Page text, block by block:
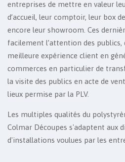
entreprises de mettre en valeur
d’accueil, leur comptoir, leur box
encore leur showroom. Ces
facilement l’attention des publics,
meilleure expérience client en
commerces en particulier de
la visite des publics en acte de
lieux permise par la PLV.
Les multiples qualités du
Colmar Découpes s'adaptent aux
d'installations voulues par les